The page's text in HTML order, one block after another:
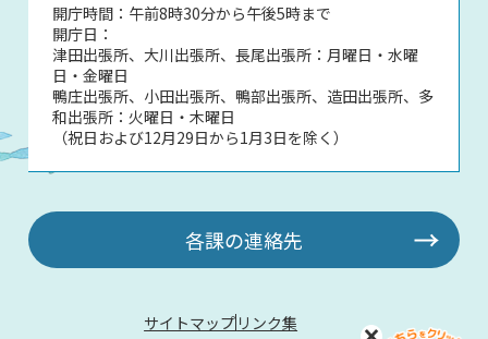
開庁時間：午前8時30分から午後5時まで
開庁日：
津田出張所、大川出張所、長尾出張所：月曜日・水曜
日・金曜日
鴨庄出張所、小田出張所、鴨部出張所、造田出張所、多
和出張所：火曜日・木曜日
（祝日および12月29日から1月3日を除く）
各課の連絡先
サイトマップ リンク集